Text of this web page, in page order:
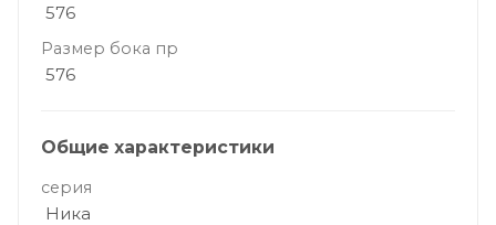
576
Размер бока пр
576
Общие характеристики
серия
Ника